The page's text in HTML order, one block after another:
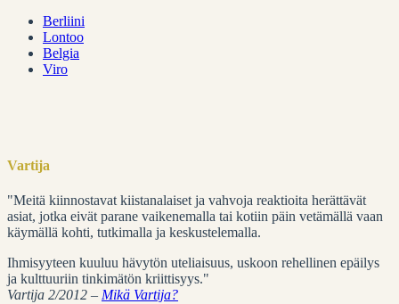
Berliini
Lontoo
Belgia
Viro
Vartija
"Meitä kiinnostavat kiistanalaiset ja vahvoja reaktioita herättävät
asiat, jotka eivät parane vaikenemalla tai kotiin päin vetämällä vaan
käymällä kohti, tutkimalla ja keskustelemalla.
Ihmisyyteen kuuluu hävytön uteliaisuus, uskoon rehellinen epäilys
ja kulttuuriin tinkimätön kriittisyys."
Vartija 2/2012 – Mikä Vartija?